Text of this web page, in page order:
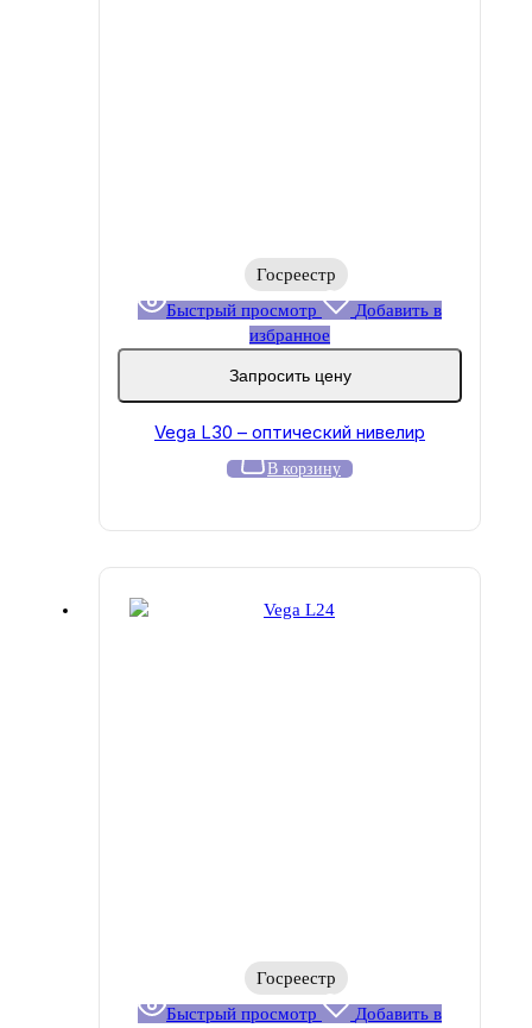
Госреестр
Быстрый просмотр
Добавить в
избранное
Запросить цену
Vega L30 – оптический нивелир
В корзину
Госреестр
Быстрый просмотр
Добавить в